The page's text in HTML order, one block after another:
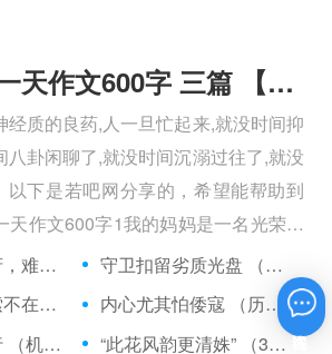
妈妈忙碌的一天作文600字 三篇 【600字】
经质的良药,人一旦忙起来,就没时间抑
八卦闲聊了,就没时间沉溺过往了,就没
以下是若吧网分享的，希望能帮助到
天作文600字1我的妈妈是一名光荣的
不完的事情。
状子递与开封府，难忍怒气心中生 （5字口语）
守卫扣留劣质光盘 （5字常言）
矮脚虎、病关索不在，智多星、行者前往此处 （七字俗语）
内心尤其怕倭寇 （历法用语一卷帘）
干活决策皆在行 （机构简称二）
“此花风韵更清姝” （3字手机品牌）